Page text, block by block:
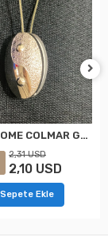
NIVEMESHOME COLMAR GANCHEO DE CORTINA MAGNÉTICO DE PLATA
2,31 USD
2,10 USD
Sepete Ekle